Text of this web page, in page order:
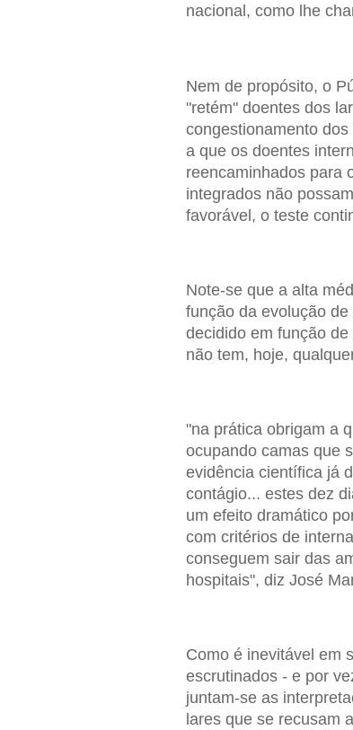
nacional, como lhe
Nem de propósito, o
"retém" doentes dos
congestionamento
a que os doentes
reencaminhados para
integrados não
favorável, o teste
Note-se que a alta
função da evolução
decidido em função
não tem, hoje,
"na prática obrigam a
ocupando camas que
evidência científica já
contágio... estes dez
um efeito dramático
com critérios de
conseguem sair das
hospitais", diz José
Como é inevitável em
escrutinados - e por
juntam-se as
lares que se recusam